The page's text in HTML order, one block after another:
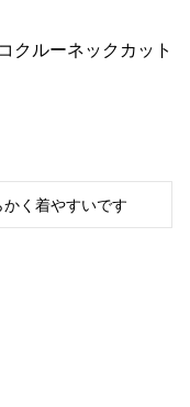
クルーネックカット
く着やすいです